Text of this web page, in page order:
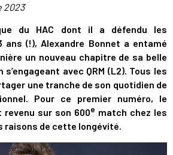
2023
du HAC dont il a défendu les
ans (!), Alexandre Bonnet a entamé
un nouveau chapitre de sa belle
avec QRM (L2). Tous les
une tranche de son quotidien de
Pour ce premier numéro, le
sur son 600e match chez les
raisons de cette longévité.